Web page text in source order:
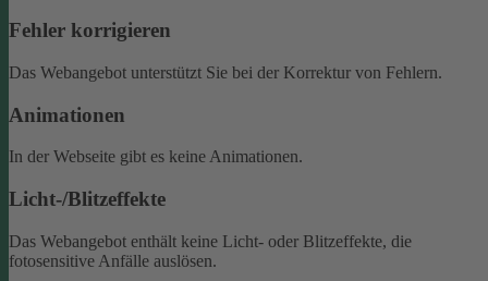
Fehler korrigieren
Das Webangebot unterstützt Sie bei der Korrektur von Fehlern.
Animationen
In der Webseite gibt es keine Animationen.
Licht-/Blitzeffekte
Das Webangebot enthält keine Licht- oder Blitzeffekte, die
fotosensitive Anfälle auslösen.